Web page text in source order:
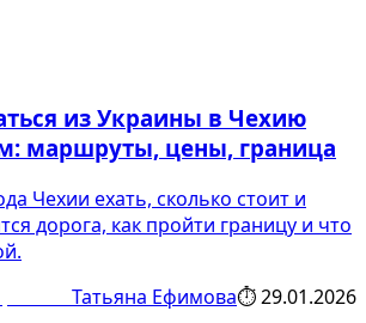
из Украины в Чехию
маршруты, цены, граница
Чехии ехать, сколько стоит и
дорога, как пройти границу и что
Татьяна Ефимова⏱29.01.2026